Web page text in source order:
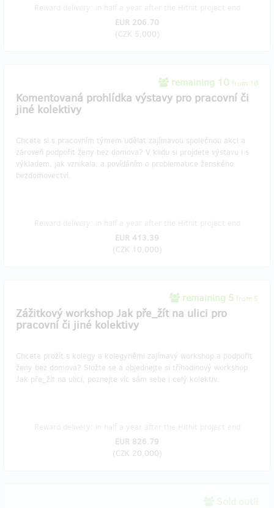
EUR 206.70
(CZK 5,000)
remaining 10 from 10
Komentovaná prohlídka výstavy pro pracovní či
jiné kolektivy
Chcete si s pracovním týmem udělat zajímavou společnou akci a
zároveň podpořit ženy bez domova? V klidu si projdete výstavu i s
výkladem, jak vznikala, a povídáním o problematice ženského
bezdomovectví.
EUR 413.39
(CZK 10,000)
remaining 5 from 5
Zážitkový workshop Jak pře_žít na ulici pro
pracovní či jiné kolektivy
Chcete prožít s kolegy a kolegyněmi zajímavý workshop a podpořit
ženy bez domova? Složte se a objednejte si tříhodinový workshop
Jak pře_žít na ulici, poznejte víc sám sebe i celý kolektiv.
EUR 826.79
(CZK 20,000)